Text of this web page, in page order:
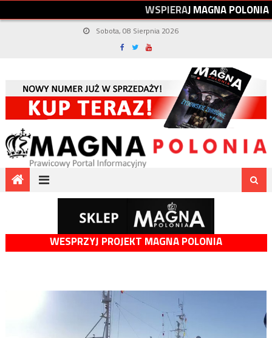
WSPIERAJMAGNAPOLONIA
Sobota, 08 Sierpnia 2026
WESPRZYJ PROJEKT MAGNA POLONIA